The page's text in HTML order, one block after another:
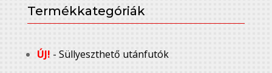
Termékkategóriák
ÚJ! - Süllyeszthető utánfutók